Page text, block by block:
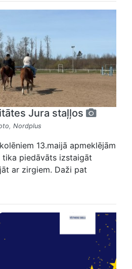
Jura staļļos
, Nordplus
13.maijā apmeklējām
tika piedāvāts izstaigāt
ar zirgiem. Daži pat